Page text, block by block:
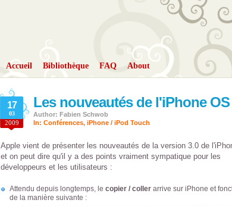
Accueil Bibliothèque FAQ About
Les nouveautés de l'iPhone OS
17
03
2009
Author: Fabien Schwob
In: Conférences, iPhone / iPod Touch
Apple vient de présenter les nouveautés de la version 3.0 de
et on peut dire qu'il y a des points vraiment sympatique pour les
développeurs et les utilisateurs :
Attendu depuis longtemps, le copier / coller arrive sur iPhone et
de la manière suivante :